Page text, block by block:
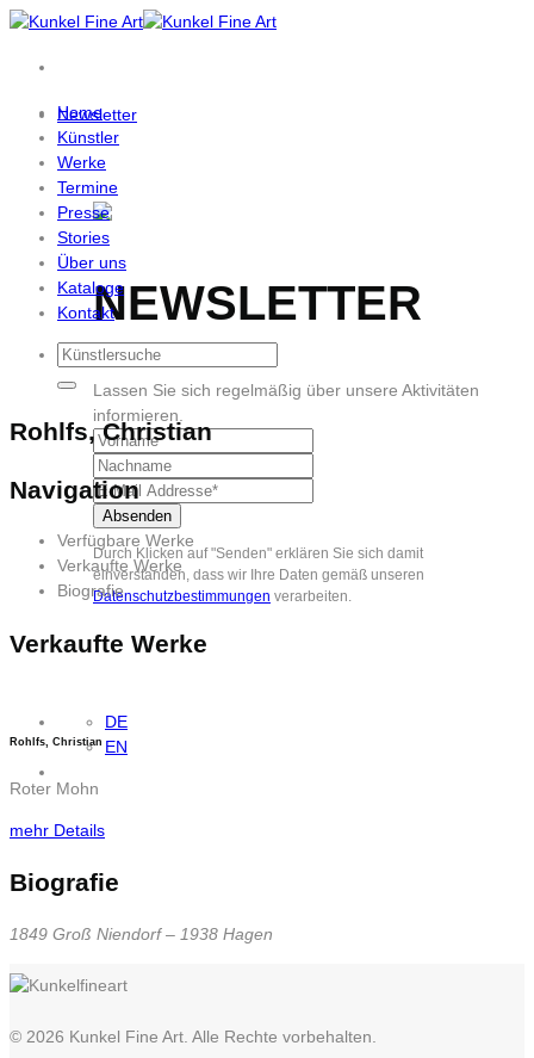
Zum
springen
Newsletter
NEWSLETTER
Lassen Sie sich regelmäßig über unsere Aktivitäten
informieren.
Durch Klicken auf "Senden" erklären Sie sich damit
einverstanden, dass wir Ihre Daten gemäß unseren
Datenschutzbestimmungen verarbeiten.
DE
EN
Home
Künstler
Werke
Termine
Presse
Stories
Über uns
Kataloge
Kontakt
Rohlfs, Christian
Navigation
Verfügbare Werke
Verkaufte Werke
Biografie
Verkaufte Werke
Rohlfs, Christian
Roter Mohn
mehr Details
Biografie
1849 Groß Niendorf – 1938 Hagen
© 2026 Kunkel Fine Art. Alle Rechte vorbehalten.